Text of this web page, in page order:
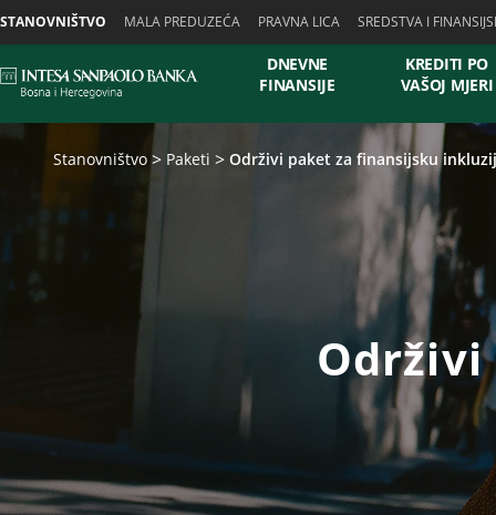
STANOVNIŠTVO MALA PREDUZEĆA PRAVNA LICA SREDSTVA I
DNEVNE
FINANSIJE
KREDITI PO
VAŠOJ MJERI
Stanovništvo Paketi Održivi paket za finansijsku